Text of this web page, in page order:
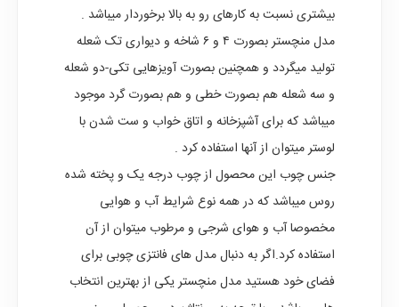
بیشتری نسبت به کارهای رو به بالا برخوردار میباشد .
مدل منچستر بصورت ۴ و ۶ شاخه و دیواری تک شعله
تولید میگردد و همچنین بصورت آویزهایی تکی-دو شعله
و سه شعله هم بصورت خطی و هم بصورت گرد موجود
میباشد که برای آشپزخانه و اتاق خواب و ست شدن با
لوستر میتوان از آنها استفاده کرد .
جنس چوب این محصول از چوب درجه یک و پخته شده
روس میباشد که در همه نوع شرایط آب و هوایی
مخصوصا آب و هوای شرجی و مرطوب میتوان از آن
استفاده کرد.اگر به دنبال مدل های فانتزی چوبی برای
فضای خود هستید مدل منچستر یکی از بهترین انتخاب